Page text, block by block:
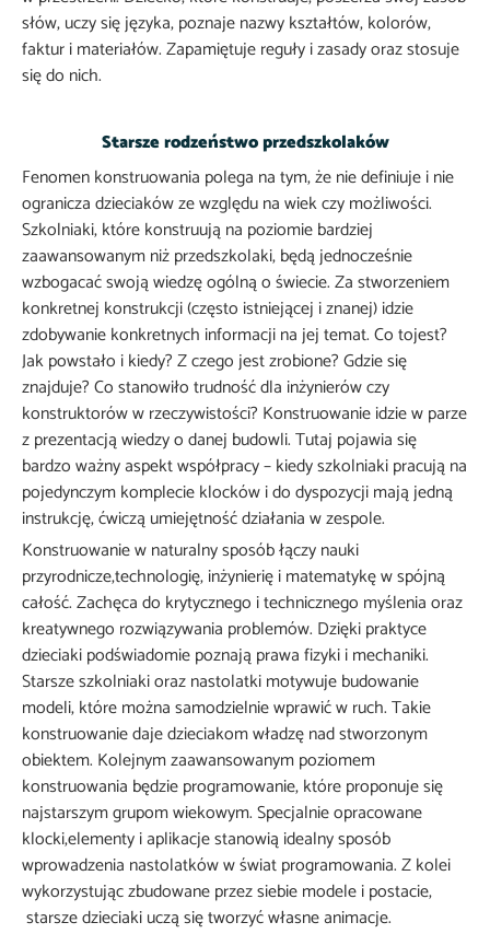
słów, uczy się języka, poznaje nazwy kształtów, kolorów,
faktur i materiałów. Zapamiętuje reguły i zasady oraz stosuje
się do nich.
Starsze rodzeństwo przedszkolaków
Fenomen konstruowania polega na tym, że nie definiuje i nie
ogranicza dzieciaków ze względu na wiek czy możliwości.
Szkolniaki, które konstruują na poziomie bardziej
zaawansowanym niż przedszkolaki, będą jednocześnie
wzbogacać swoją wiedzę ogólną o świecie. Za stworzeniem
konkretnej konstrukcji (często istniejącej i znanej) idzie
zdobywanie konkretnych informacji na jej temat. Co tojest?
Jak powstało i kiedy? Z czego jest zrobione? Gdzie się
znajduje? Co stanowiło trudność dla inżynierów czy
konstruktorów w rzeczywistości? Konstruowanie idzie w parze
z prezentacją wiedzy o danej budowli. Tutaj pojawia się
bardzo ważny aspekt współpracy – kiedy szkolniaki pracują na
pojedynczym komplecie klocków i do dyspozycji mają jedną
instrukcję, ćwiczą umiejętność działania w zespole.
Konstruowanie w naturalny sposób łączy nauki
przyrodnicze,technologię, inżynierię i matematykę w spójną
całość. Zachęca do krytycznego i technicznego myślenia oraz
kreatywnego rozwiązywania problemów. Dzięki praktyce
dzieciaki podświadomie poznają prawa fizyki i mechaniki.
Starsze szkolniaki oraz nastolatki motywuje budowanie
modeli, które można samodzielnie wprawić w ruch. Takie
konstruowanie daje dzieciakom władzę nad stworzonym
obiektem. Kolejnym zaawansowanym poziomem
konstruowania będzie programowanie, które proponuje się
najstarszym grupom wiekowym. Specjalnie opracowane
klocki,elementy i aplikacje stanowią idealny sposób
wprowadzenia nastolatków w świat programowania. Z kolei
wykorzystując zbudowane przez siebie modele i postacie,
starsze dzieciaki uczą się tworzyć własne animacje.